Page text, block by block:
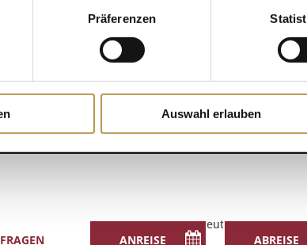
Präferenzen
Auswahl erlauben
Esther
Deutsch